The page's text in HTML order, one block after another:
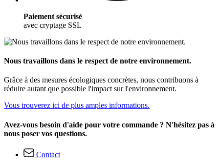
Paiement sécurisé
avec cryptage SSL
Nous travaillons dans le respect de notre environnement.
Grâce à des mesures écologiques concrètes, nous contribuons à
réduire autant que possible l'impact sur l'environnement.
Vous trouverez ici de plus amples informations.
Avez-vous besoin d'aide pour votre commande ? N'hésitez pas à
nous poser vos questions.
Contact